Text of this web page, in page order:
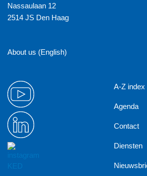
Nassaulaan 12
2514 JS Den Haag
About us (English)
A-Z index
Agenda
Contact
Diensten